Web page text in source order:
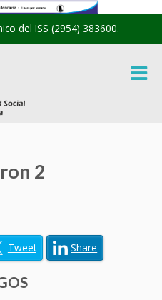
del ISS (2954) 383600.
2
Tweet Share